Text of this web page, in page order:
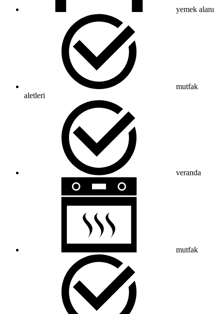
yemek alanı
mutfak
aletleri
veranda
mutfak